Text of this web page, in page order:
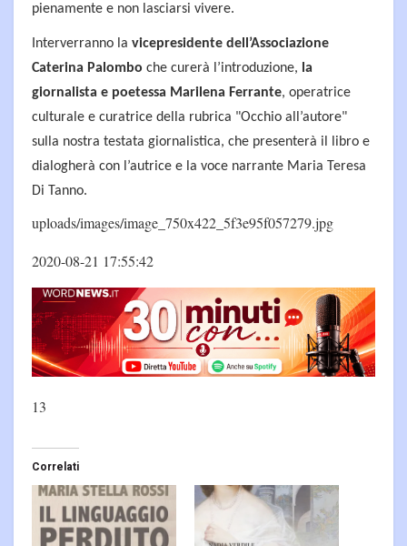
pienamente e non lasciarsi vivere.
Interverranno la vicepresidente dell’Associazione
Caterina Palombo che curerà l’introduzione, la
giornalista e poetessa Marilena Ferrante, operatrice
culturale e curatrice della rubrica "Occhio all’autore"
sulla nostra testata giornalistica, che presenterà il libro e
dialogherà con l’autrice e la voce narrante Maria Teresa
Di Tanno.
uploads/images/image_750x422_5f3e95f057279.jpg
2020-08-21 17:55:42
13
Correlati